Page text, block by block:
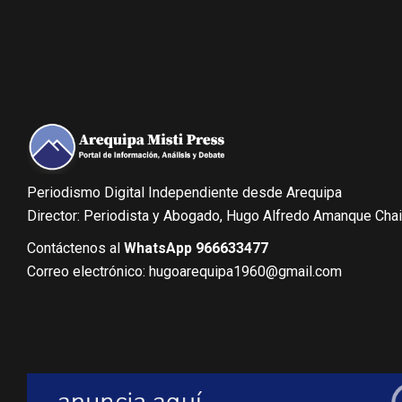
Periodismo Digital Independiente desde Arequipa
Director: Periodista y Abogado, Hugo Alfredo Amanque
Contáctenos al WhatsApp 966633477
Correo electrónico: hugoarequipa1960@gmail.com